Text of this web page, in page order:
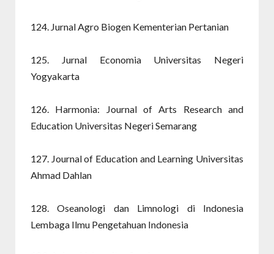
124. Jurnal Agro Biogen Kementerian Pertanian
125. Jurnal Economia Universitas Negeri
Yogyakarta
126. Harmonia: Journal of Arts Research and
Education Universitas Negeri Semarang
127. Journal of Education and Learning Universitas
Ahmad Dahlan
128. Oseanologi dan Limnologi di Indonesia
Lembaga Ilmu Pengetahuan Indonesia